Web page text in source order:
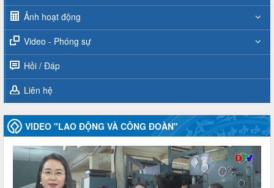
Ảnh hoạt động
Video - Phóng sự
Hỏi / Đáp
Liên hệ
VIDEO "LAO ĐỘNG VÀ CÔNG ĐOÀN"